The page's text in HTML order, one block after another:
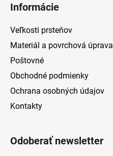
Informácie
Veľkosti prsteňov
Materiál a povrchová úprava
Poštovné
Obchodné podmienky
Ochrana osobných údajov
Kontakty
Odoberať newsletter